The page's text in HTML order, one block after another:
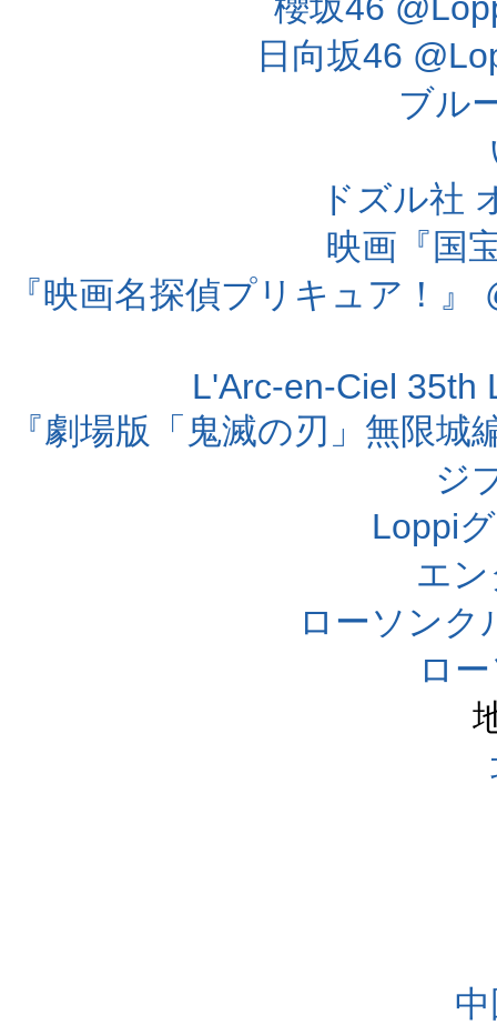
日向坂46
ブル
ドズル社
映画『国
『映画名探偵プリキュア！
L'Arc-en-Ciel 35th
『劇場版「鬼滅の刃」無限
ジ
Loppi
エ
ローソンク
ロ